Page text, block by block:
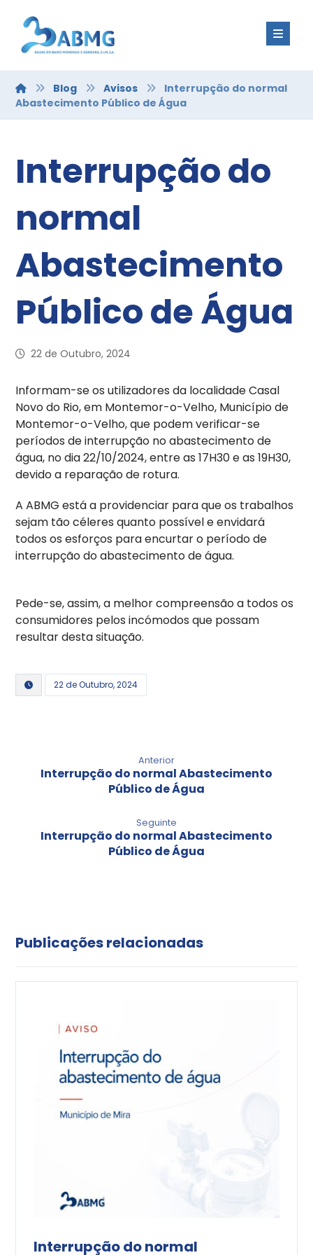
Blog Avisos
Interrupção do normal
Abastecimento Público de Água
Interrupção do
normal
Abastecimento
Público de Água
22 de Outubro, 2024
Informam-se os utilizadores da localidade Casal
Novo do Rio, em Montemor-o-Velho, Município de
Montemor-o-Velho, que podem verificar-se
períodos de interrupção no abastecimento de
água, no dia 22/10/2024, entre as 17H30 e as 19H30,
devido a reparação de rotura.
A ABMG está a providenciar para que os trabalhos
sejam tão céleres quanto possível e envidará
todos os esforços para encurtar o período de
interrupção do abastecimento de água.
Pede-se, assim, a melhor compreensão a todos os
consumidores pelos incómodos que possam
resultar desta situação.
22 de Outubro, 2024
Anterior
Interrupção do normal Abastecimento
Público de Água
Seguinte
Interrupção do normal Abastecimento
Público de Água
Publicações relacionadas
Interrupção do normal